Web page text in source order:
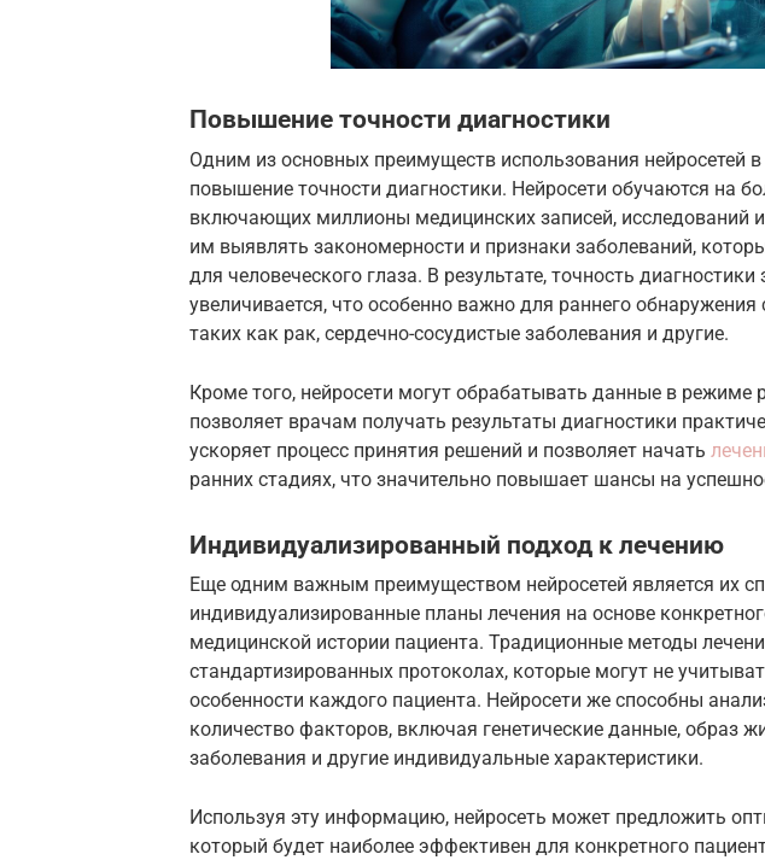
Повышение точности диагностики
Одним из основных преимуществ использования нейросетей
повышение точности диагностики. Нейросети обучаются на
включающих миллионы медицинских записей, исследований
им выявлять закономерности и признаки заболеваний,
для человеческого глаза. В результате, точность диагностики
увеличивается, что особенно важно для раннего обнаружения
таких как рак, сердечно-сосудистые заболевания и другие.
Кроме того, нейросети могут обрабатывать данные в режиме
позволяет врачам получать результаты диагностики
ускоряет процесс принятия решений и позволяет начать
ранних стадиях, что значительно повышает шансы на
Индивидуализированный подход к лечению
Еще одним важным преимуществом нейросетей является их
индивидуализированные планы лечения на основе
медицинской истории пациента. Традиционные методы
стандартизированных протоколах, которые могут не
особенности каждого пациента. Нейросети же способны
количество факторов, включая генетические данные, образ
заболевания и другие индивидуальные характеристики.
Используя эту информацию, нейросеть может предложить
который будет наиболее эффективен для конкретного